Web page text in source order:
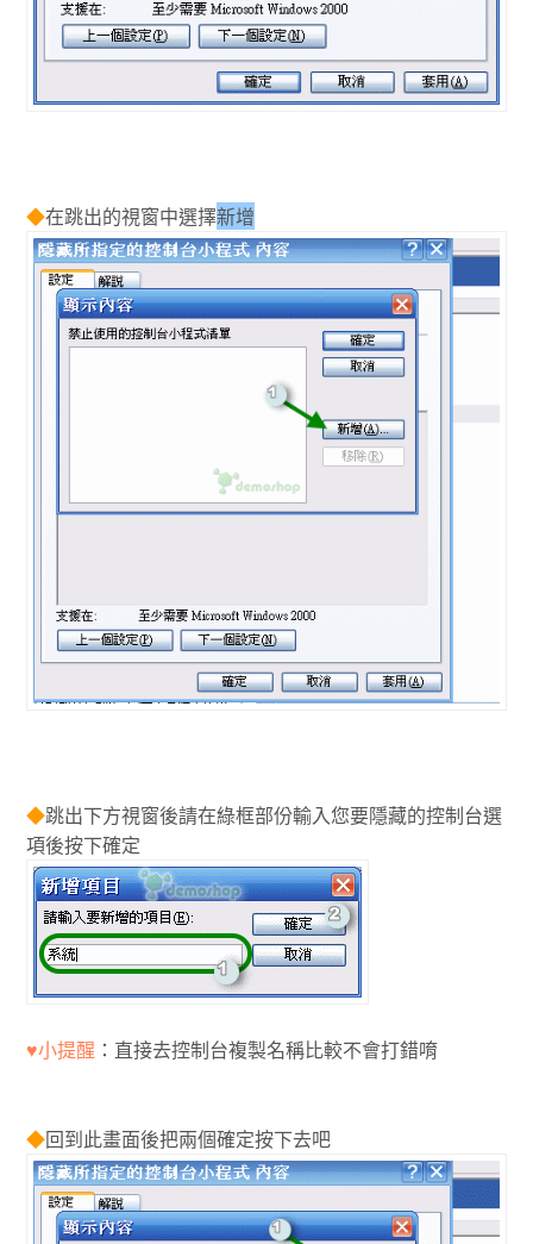
◆在跳出的視窗中選擇新增
◆跳出下方視窗後請在綠框部份輸入您要隱藏的控制台選
項後按下確定
♥小提醒 ：直接去控制台複製名稱比較不會打錯唷
◆回到此畫面後把兩個確定按下去吧